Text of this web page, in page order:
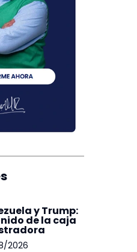
y Trump:
de la caja
2026